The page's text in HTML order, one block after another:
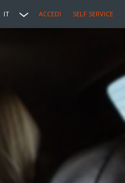
IT ACCEDI SELF SERVICE